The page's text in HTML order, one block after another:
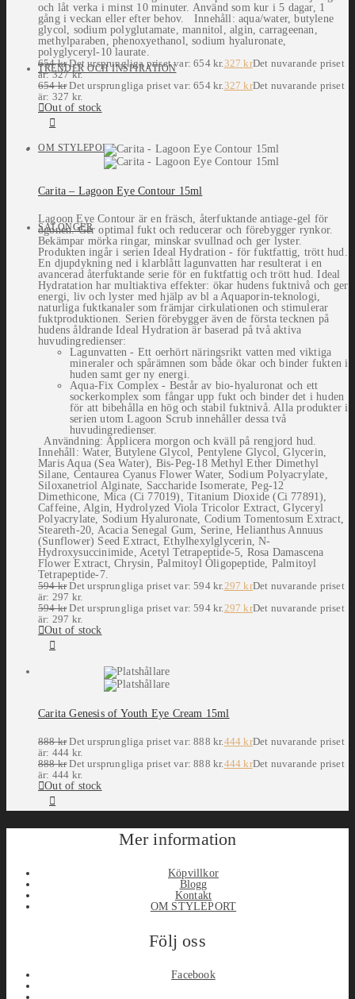
TRENDER OCH INSPIRATION
OM STYLEPORT
SALONGER
och låt verka i minst 10 minuter. Använd som kur i 5 dagar, 1
gång i veckan eller efter behov. Innehåll: aqua/water, butylene
glycol, sodium polyglutamate, mannitol, algin, carrageenan,
methylparaben, phenoxyethanol, sodium hyaluronate,
polyglyceryl-10 laurate.
654kr Det ursprungliga priset var: 654 kr.327krDet nuvarande priset
är: 327 kr.
654kr Det ursprungliga priset var: 654 kr.327krDet nuvarande priset
är: 327 kr.
Out of stock
Carita – Lagoon Eye Contour 15ml
Lagoon Eye Contour är en fräsch, återfuktande antiage-gel för
ögonen. Ger optimal fukt och reducerar och förebygger rynkor.
Bekämpar mörka ringar, minskar svullnad och ger lyster.
Produkten ingår i serien Ideal Hydration - för fuktfattig, trött hud.
En djupdykning ned i klarblått lagunvatten har resulterat i en
avancerad återfuktande serie för en fuktfattig och trött hud. Ideal
Hydratation har multiaktiva effekter: ökar hudens fuktnivå och ger
energi, liv och lyster med hjälp av bl a Aquaporin-teknologi,
naturliga fuktkanaler som främjar cirkulationen och stimulerar
fuktproduktionen. Serien förebygger även de första teck­nen på
hudens åldrande Ideal Hydration är baserad på två aktiva
huvudingredienser:
Lagunvatten - Ett oerhört näringsrikt vatten med viktiga
mineraler och spårämnen som både ökar och binder fukten i
huden samt ger ny energi.
Aqua-Fix Complex - Består av bio-hyaluronat och ett
sockerkomplex som fångar upp fukt och binder det i huden
för att bibehålla en hög och stabil fuktnivå. Alla produkter i
serien utom Lagoon Scrub innehåller dessa två
huvudingredienser.
Användning: Applicera morgon och kväll på rengjord hud.
Innehåll: Water, Butylene Glycol, Pentylene Glycol, Glycerin,
Maris Aqua (Sea Water), Bis-Peg-18 Methyl Ether Dimethyl
Silane, Centaurea Cyanus Flower Water, Sodium Polyacrylate,
Siloxanetriol Alginate, Saccharide Isomerate, Peg-12
Dimethicone, Mica (Ci 77019), Titanium Dioxide (Ci 77891),
Caffeine, Algin, Hydrolyzed Viola Tricolor Extract, Glyceryl
Polyacrylate, Sodium Hyaluronate, Codium Tomentosum Extract,
Steareth-20, Acacia Senegal Gum, Serine, Helianthus Annuus
(Sunflower) Seed Extract, Ethylhexylglycerin, N-
Hydroxysuccinimide, Acetyl Tetrapeptide-5, Rosa Damascena
Flower Extract, Chrysin, Palmitoyl Oligopeptide, Palmitoyl
Tetrapeptide-7.
594kr Det ursprungliga priset var: 594 kr.297krDet nuvarande priset
är: 297 kr.
594kr Det ursprungliga priset var: 594 kr.297krDet nuvarande priset
är: 297 kr.
Out of stock
Carita Genesis of Youth Eye Cream 15ml
888kr Det ursprungliga priset var: 888 kr.444krDet nuvarande priset
är: 444 kr.
888kr Det ursprungliga priset var: 888 kr.444krDet nuvarande priset
är: 444 kr.
Out of stock
Mer information
Köpvillkor
Blogg
Kontakt
OM STYLEPORT
Följ oss
Facebook